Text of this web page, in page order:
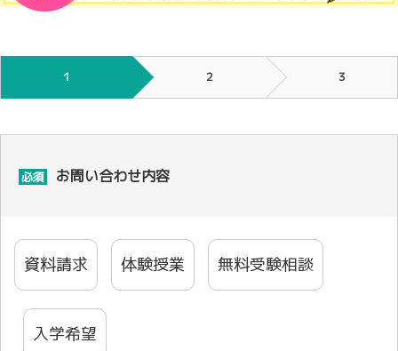
１ ２ ３
必須 お問い合わせ内容
資料請求 体験授業 無料受験相談
入学希望